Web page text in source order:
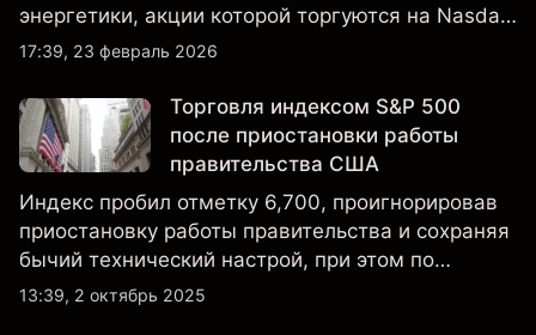
энергетики, акции которой торгуются на Nasdaq
и находятся под пристальным вниманием
результатами, данными о поставках и развитием
технологий и производства.
17:39, 23 февраль 2026
Торговля индексом S&P 500
после приостановки работы
правительства США
Индекс пробил отметку 6,700, проигнорировав
приостановку работы правительства и сохраняя
бычий технический настрой, при этом по
настроениям клиенты остаются
13:39, 2 октябрь 2025